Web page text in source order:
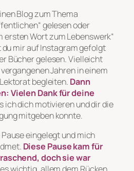
Blog zum Thema
gelesen oder
ersten Wort zum Lebenswerk“
mir auf Instagram gefolgt
Bücher gelesen. Vielleicht
Jahren in einem
begleiten. Dann
Vielen Dank für deine
ich dich motivieren und dir die
mitgeben konnte.
eingelegt und mich
Diese Pause kam für
doch sie war